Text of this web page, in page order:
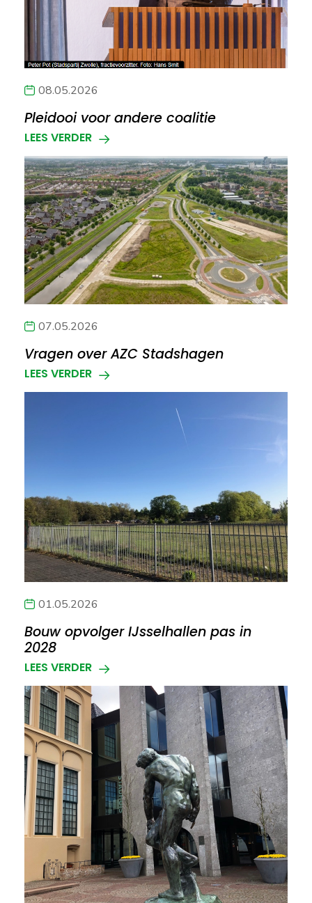
08.05.2026
Pleidooi voor andere coalitie
LEES VERDER
07.05.2026
Vragen over AZC Stadshagen
LEES VERDER
01.05.2026
Bouw opvolger IJsselhallen pas in
2028
LEES VERDER